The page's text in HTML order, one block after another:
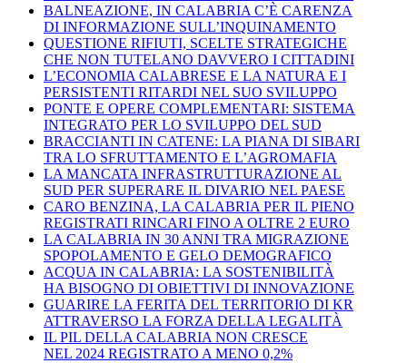
BALNEAZIONE, IN CALABRIA C’È CARENZA
DI INFORMAZIONE SULL’INQUINAMENTO
QUESTIONE RIFIUTI, SCELTE STRATEGICHE
CHE NON TUTELANO DAVVERO I CITTADINI
L’ECONOMIA CALABRESE E LA NATURA E I
PERSISTENTI RITARDI NEL SUO SVILUPPO
PONTE E OPERE COMPLEMENTARI: SISTEMA
INTEGRATO PER LO SVILUPPO DEL SUD
BRACCIANTI IN CATENE: LA PIANA DI SIBARI
TRA LO SFRUTTAMENTO E L’AGROMAFIA
LA MANCATA INFRASTRUTTURAZIONE AL
SUD PER SUPERARE IL DIVARIO NEL PAESE
CARO BENZINA, LA CALABRIA PER IL PIENO
REGISTRATI RINCARI FINO A OLTRE 2 EURO
LA CALABRIA IN 30 ANNI TRA MIGRAZIONE
SPOPOLAMENTO E GELO DEMOGRAFICO
ACQUA IN CALABRIA: LA SOSTENIBILITÀ
HA BISOGNO DI OBIETTIVI DI INNOVAZIONE
GUARIRE LA FERITA DEL TERRITORIO DI KR
ATTRAVERSO LA FORZA DELLA LEGALITÀ
IL PIL DELLA CALABRIA NON CRESCE
NEL 2024 REGISTRATO A MENO 0,2%